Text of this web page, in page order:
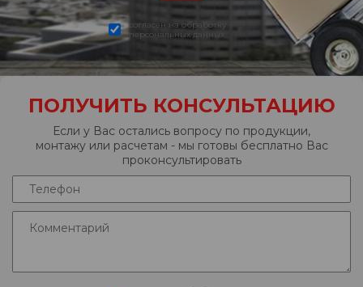
согласен на обработку
персональных данных
ПОЛУЧИТЬ КОНСУЛЬТАЦИЮ
Если у Вас остались вопросу по продукции,
монтажу или расчетам - мы готовы бесплатно Вас
проконсультировать